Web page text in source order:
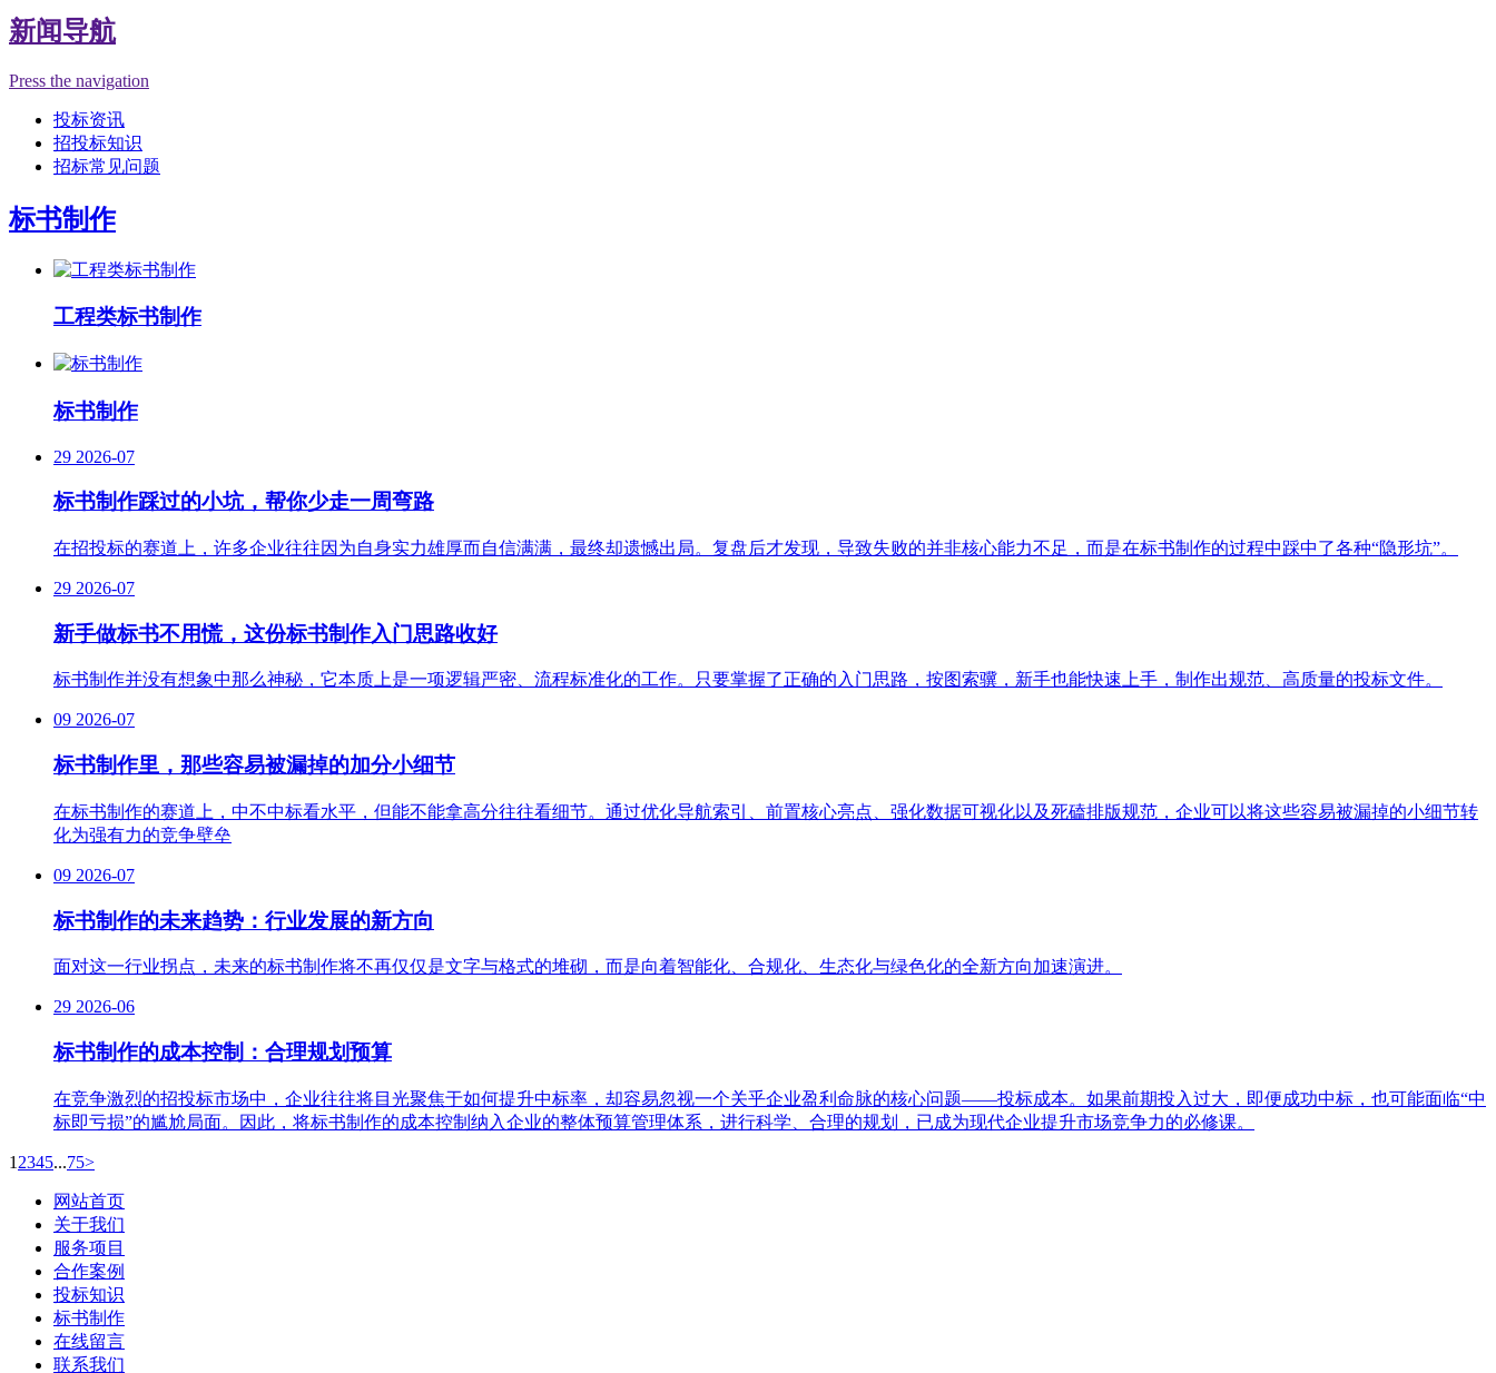
新闻导航
Press the navigation
投标资讯
招投标知识
招标常见问题
标书制作
工程类标书制作
标书制作
29 2026-07
标书制作踩过的小坑，帮你少走一周弯路
在招投标的赛道上，许多企业往往因为自身实力雄厚而自信满满，最终却遗憾出局。复盘后才发现，导致失败的并非核心能力不足，而是在标书制作的过程中踩中了各种“隐形坑”。
29 2026-07
新手做标书不用慌，这份标书制作入门思路收好
标书制作并没有想象中那么神秘，它本质上是一项逻辑严密、流程标准化的工作。只要掌握了正确的入门思路，按图索骥，新手也能快速上手，制作出规范、高质量的投标文件。
09 2026-07
标书制作里，那些容易被漏掉的加分小细节
在标书制作的赛道上，中不中标看水平，但能不能拿高分往往看细节。通过优化导航索引、前置核心亮点、强化数据可视化以及死磕排版规范，企业可以将这些容易被漏掉的小细节转
化为强有力的竞争壁垒
09 2026-07
标书制作的未来趋势：行业发展的新方向
面对这一行业拐点，未来的标书制作将不再仅仅是文字与格式的堆砌，而是向着智能化、合规化、生态化与绿色化的全新方向加速演进。
29 2026-06
标书制作的成本控制：合理规划预算
在竞争激烈的招投标市场中，企业往往将目光聚焦于如何提升中标率，却容易忽视一个关乎企业盈利命脉的核心问题——投标成本。如果前期投入过大，即便成功中标，也可能面临“中
标即亏损”的尴尬局面。因此，将标书制作的成本控制纳入企业的整体预算管理体系，进行科学、合理的规划，已成为现代企业提升市场竞争力的必修课。
1 2345...75>
网站首页
关于我们
服务项目
合作案例
投标知识
标书制作
在线留言
联系我们